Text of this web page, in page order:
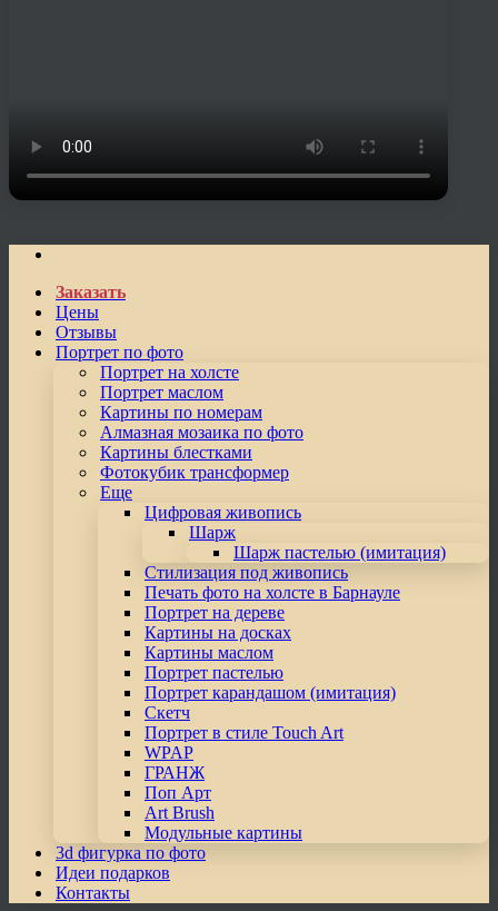
Заказать
Цены
Отзывы
Портрет по фото
Портрет на холсте
Портрет маслом
Картины по номерам
Алмазная мозаика по фото
Картины блестками
Фотокубик трансформер
Еще
Цифровая живопись
Шарж
Шарж пастелью (имитация)
Стилизация под живопись
Печать фото на холсте в Барнауле
Портрет на дереве
Картины на досках
Картины маслом
Портрет пастелью
Портрет карандашом (имитация)
Скетч
Портрет в стиле Touch Art
WPAP
ГРАНЖ
Поп Арт
Art Brush
Модульные картины
3d фигурка по фото
Идеи подарков
Контакты